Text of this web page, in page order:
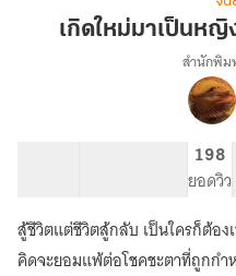
มา
ยุค
80
เกิดใหม่มาเป็นห
สำนักพิ
198
ยอดวิว
สู้ชีวิตแต่ชีวิตสู้กลับ เป็นใครก็ต้อ
คิดจะยอมแพ้ต่อโชคชะตาที่ถูกก